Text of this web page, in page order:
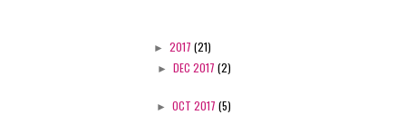
► 2017 (21)
► DEC 2017 (2)
► OCT 2017 (5)